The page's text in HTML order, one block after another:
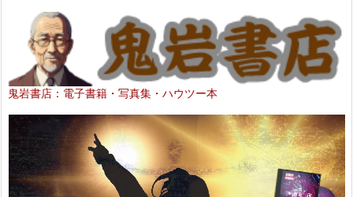
鬼岩書店：電子書籍・写真集・ハウツー本